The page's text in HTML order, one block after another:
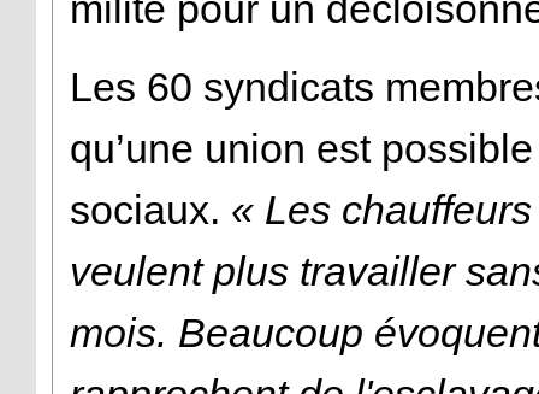
Les 60 syndicats
qu’une union est
sociaux. « Les
veulent plus travailler
mois. Beaucoup